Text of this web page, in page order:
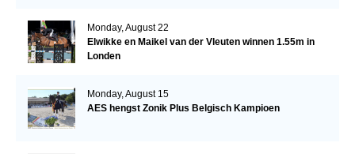
Monday, August 22
Elwikke en Maikel van der Vleuten winnen 1.55m in
Londen
Monday, August 15
AES hengst Zonik Plus Belgisch Kampioen